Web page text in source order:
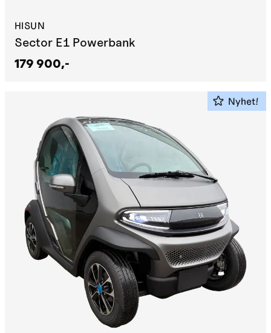
HISUN
Sector E1 Powerbank
179 900,-
Nyhet!